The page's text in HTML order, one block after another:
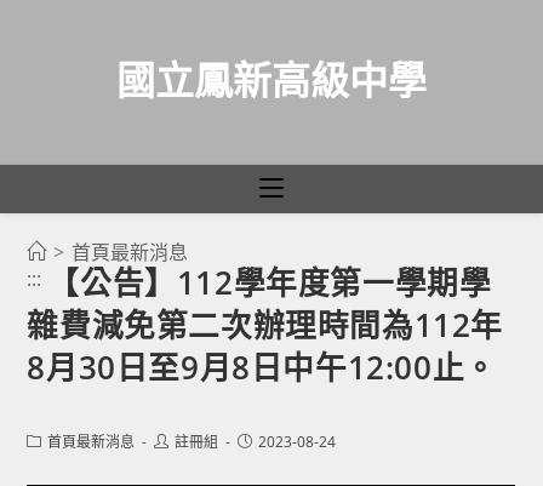
國立鳳新高級中學
> 首頁最新消息
:::
【公告】112學年度第一學期學
雜費減免第二次辦理時間為112年
8月30日至9月8日中午12:00止。
Post首頁最新消息
Post註冊組
Post2023-08-24